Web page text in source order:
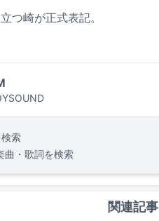
つ崎が正式表記。
索
曲・歌詞を検索
関連記事